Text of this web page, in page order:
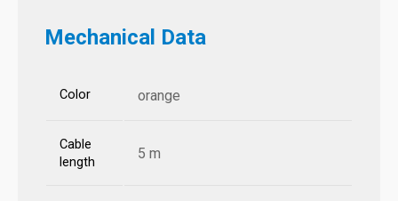
Mechanical Data
Color orange
Cable
length
5 m